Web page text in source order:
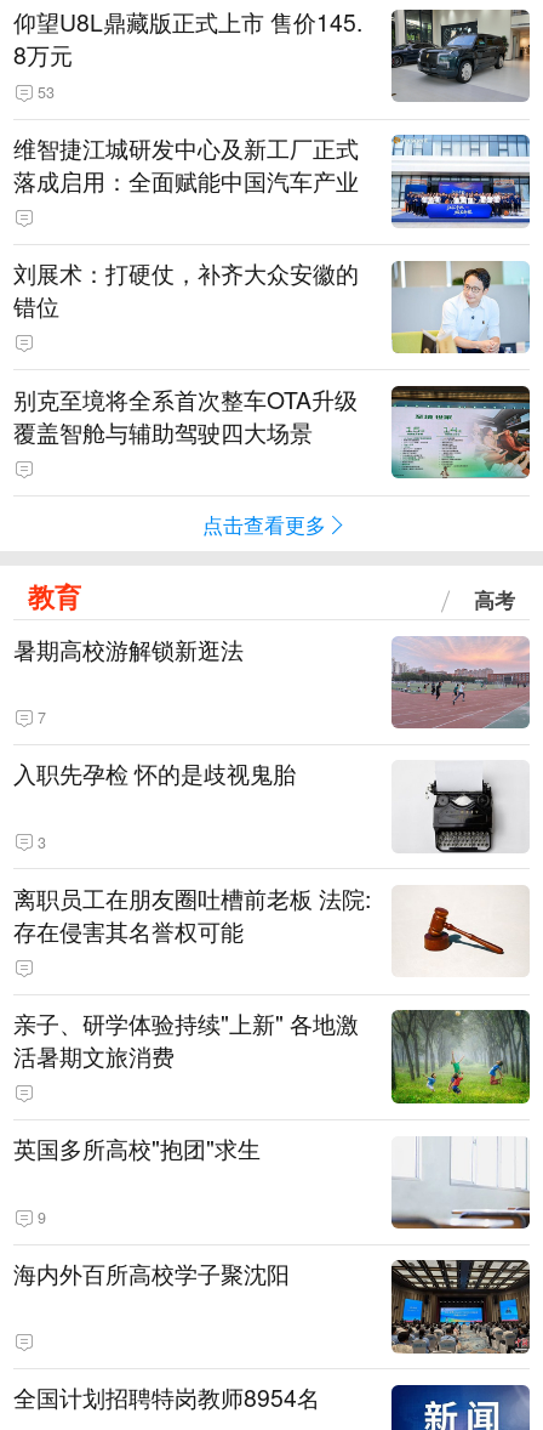
仰望U8L鼎藏版正式上市 售价145.
8万元
53
维智捷江城研发中心及新工厂正式
落成启用：全面赋能中国汽车产业
刘展术：打硬仗，补齐大众安徽的
错位
别克至境将全系首次整车OTA升级
覆盖智舱与辅助驾驶四大场景
点击查看更多
教育 高考
暑期高校游解锁新逛法
7
入职先孕检 怀的是歧视鬼胎
3
离职员工在朋友圈吐槽前老板 法院:
存在侵害其名誉权可能
亲子、研学体验持续"上新" 各地激
活暑期文旅消费
英国多所高校"抱团"求生
9
海内外百所高校学子聚沈阳
全国计划招聘特岗教师8954名